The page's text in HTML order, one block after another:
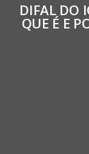
DIFAL DO
QUE É E